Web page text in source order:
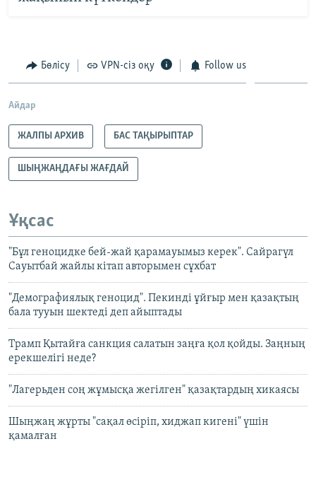
Бөлісу VPN-сіз оқу Follow us
Айдар
ЖАЛПЫ АРХИВ БАС ТАҚЫРЫПТАР
ШЫҢЖАҢДАҒЫ ЖАҒДАЙ
Ұқсас
"Бұл геноцидке бей-жай қарамауымыз керек". Сайрагүл
Сауытбай жайлы кітап авторымен сұхбат
"Демографиялық геноцид". Пекинді ұйғыр мен қазақтың
бала тууын шектеді деп айыптады
Трамп Қытайға санкция салатын заңға қол қойды. Заңның
ерекшелігі неде?
"Лагерьден соң жұмысқа жегілген" қазақтардың хикаясы
Шыңжаң жұрты "сақал өсіріп, хиджап кигені" үшін
қамалған